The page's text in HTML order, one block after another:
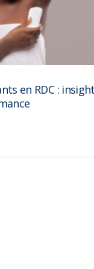
en RDC :